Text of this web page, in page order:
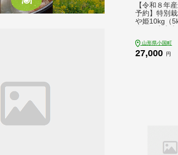
【令和８年
予約】特別
や姫10kg（
穀農家の米～
山形県小国町
27,000 円